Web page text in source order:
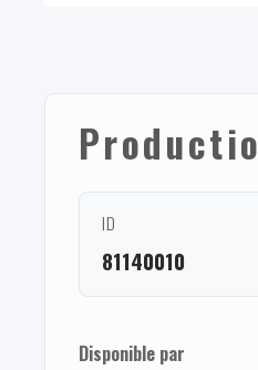
ID
81140010
Disponible par